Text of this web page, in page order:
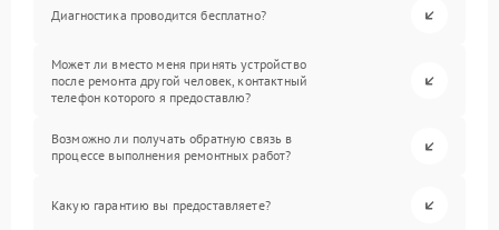
Диагностика проводится бесплатно?
Может ли вместо меня принять устройство
после ремонта другой человек, контактный
телефон которого я предоставлю?
Возможно ли получать обратную связь в
процессе выполнения ремонтных работ?
Какую гарантию вы предоставляете?